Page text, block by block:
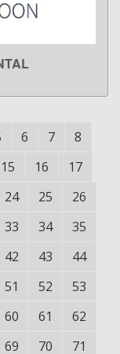
6 7
8
15 16
17
24 25
26
33 34
35
42 43
44
51 52
53
60 61
62
69 70
71